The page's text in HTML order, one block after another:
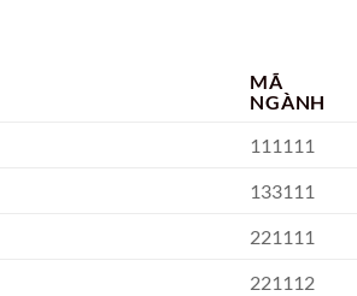
MÃ
NGÀNH
111111
133111
221111
221112